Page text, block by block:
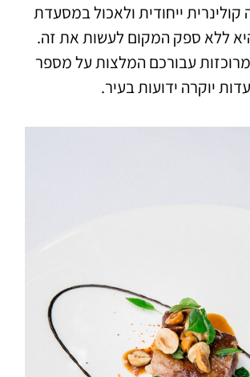
קולינרית ייחודית ולאכול במסעדת
ללא ספק המקום לעשות את זה.
עבורכם המלצות על מספר
יוקרה ידועות בעיר.